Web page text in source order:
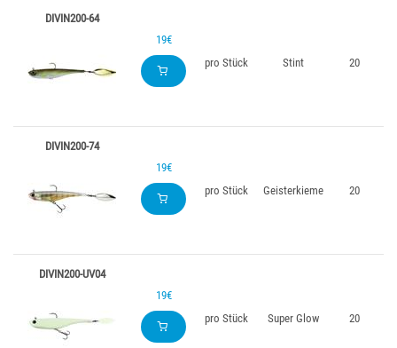
DIVIN200-64
19€
pro Stück
Stint 20
DIVIN200-74
19€
pro Stück
Geisterkieme 20
DIVIN200-UV04
19€
pro Stück
Super Glow 20